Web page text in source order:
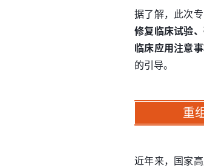
据了解，此次
修复临床试验
临床应用注意事
的引导。
重
近年来，国家